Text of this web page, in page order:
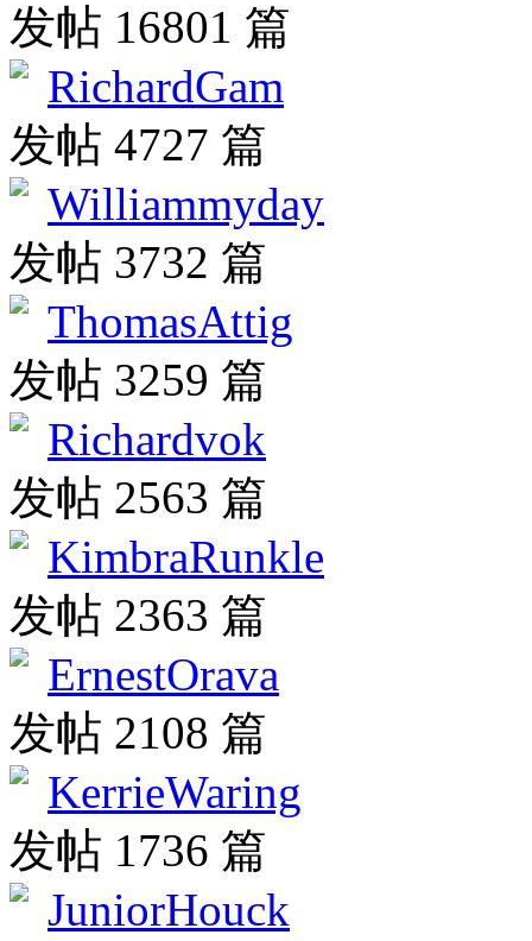
发帖 16801 篇
RichardGam
发帖 4727 篇
Williammyday
发帖 3732 篇
ThomasAttig
发帖 3259 篇
Richardvok
发帖 2563 篇
KimbraRunkle
发帖 2363 篇
ErnestOrava
发帖 2108 篇
KerrieWaring
发帖 1736 篇
JuniorHouck